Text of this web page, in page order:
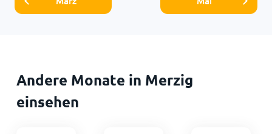
Andere Monate in Merzig
einsehen